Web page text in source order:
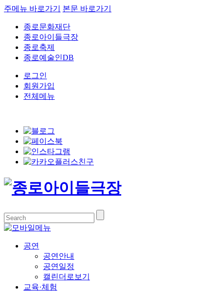
주메뉴 바로가기 본문 바로가기
종로문화재단
종로아이들극장
종로축제
종로예술인DB
로그인
회원가입
전체메뉴
공연
공연안내
공연일정
캘린더로보기
교육·체험